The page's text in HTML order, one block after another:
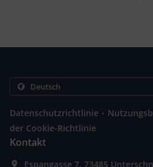
Datenschutzrichtlinie .
der Cookie-Richtlinie
Kontakt
Espangasse 7, 73485